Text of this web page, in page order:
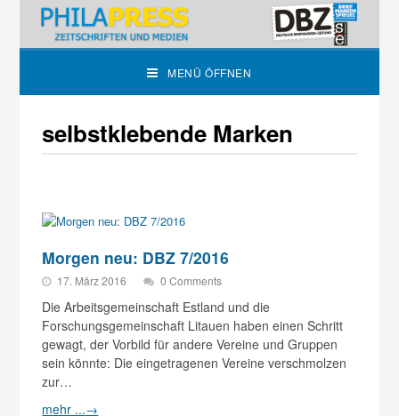
MENÜ ÖFFNEN
selbstklebende Marken
Morgen neu: DBZ 7/2016
17. März 2016 0 Comments
Die Arbeitsgemeinschaft Estland und die
Forschungsgemeinschaft Litauen haben einen Schritt
gewagt, der Vorbild für andere Vereine und Gruppen
sein könnte: Die eingetragenen Vereine verschmolzen
zur…
mehr ...→